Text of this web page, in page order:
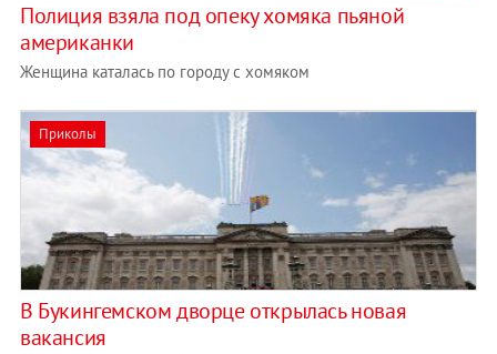
Полиция взяла под опеку хомяка пьяной
американки
Женщина каталась по городу с хомяком
Приколы
В Букингемском дворце открылась новая
вакансия